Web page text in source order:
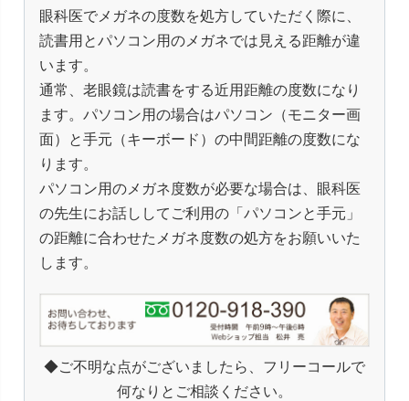
眼科医でメガネの度数を処方していただく際に、
読書用とパソコン用のメガネでは見える距離が違
います。
通常、老眼鏡は読書をする近用距離の度数になり
ます。パソコン用の場合はパソコン（モニター画
面）と手元（キーボード）の中間距離の度数にな
ります。
パソコン用のメガネ度数が必要な場合は、眼科医
の先生にお話ししてご利用の「パソコンと手元」
の距離に合わせたメガネ度数の処方をお願いいた
します。
◆ご不明な点がございましたら、フリーコールで
何なりとご相談ください。